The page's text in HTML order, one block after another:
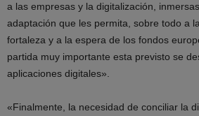
a las empresas y la digitalización,
adaptación que les permita, sobre todo a
fortaleza y a la espera de los fondos
partida muy importante esta previsto se
aplicaciones digitales».
«Finalmente, la necesidad de conciliar la